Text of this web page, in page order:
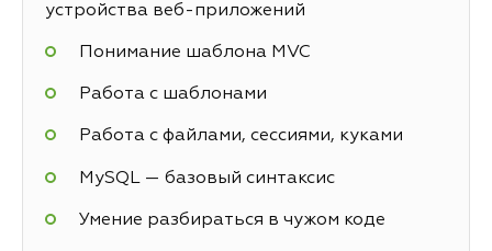
устройства веб-приложений
Понимание шаблона MVC
Работа с шаблонами
Работа с файлами, сессиями, куками
MySQL — базовый синтаксис
Умение разбираться в чужом коде